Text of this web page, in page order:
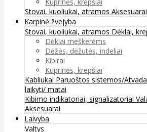
Stovai, kuoliukai, atramos
Karpinė žvejyba
Stovai, kuoliukai, atramos Dėklai,
Dėklai meškerėms
Dėžės, dėžutės, indeliai
Kibirai
Kuprinės, krepšiai
Kabliukai Paruoštos sistemos/
laikyti/ matai
Kibimo indikatoriai, signalizatoriai
Aksesuarai
Laivyba
Valtys